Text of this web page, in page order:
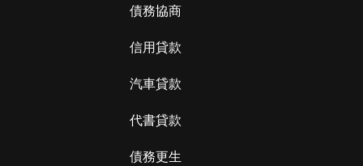
債務協商
信用貸款
汽車貸款
代書貸款
債務更生